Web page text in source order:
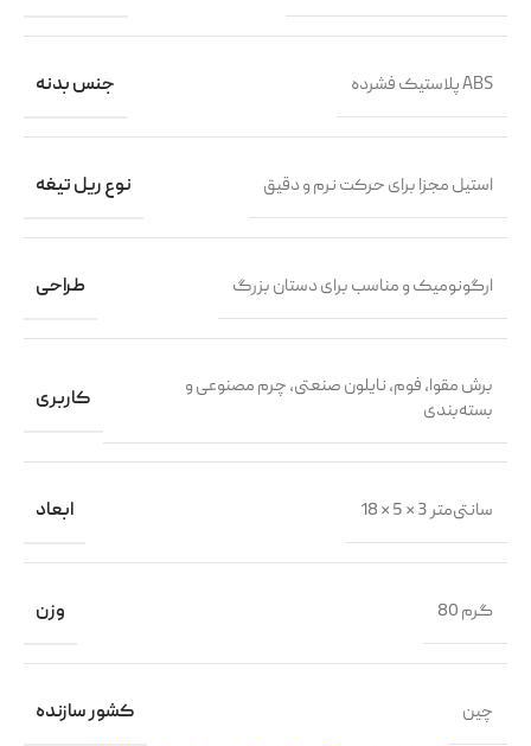
جنس بدنه پلاستیک فشرده ABS
نوع ریل تیغه استیل مجزا برای حرکت نرم و دقیق
طراحی ارگونومیک و مناسب برای دستان بزرگ
کاربری
برش مقوا، فوم، نایلون صنعتی، چرم مصنوعی و
بسته‌بندی
ابعاد 18 × 5 × 3 سانتی‌متر
وزن 80 گرم
کشور سازنده
چین